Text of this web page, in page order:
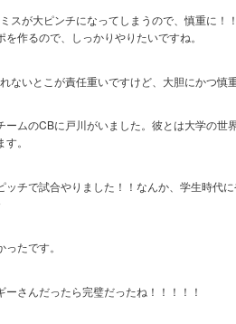
スが大ピンチになってしまうので、慎重に！
作るので、しっかりやりたいですね。
ないとこが責任重いですけど、大胆にかつ
ームのCBに戸川がいました。彼とは大学の
。
ッチで試合やりました！！なんか、学生時代
たです。
ーさんだったら完璧だったね！！！！！